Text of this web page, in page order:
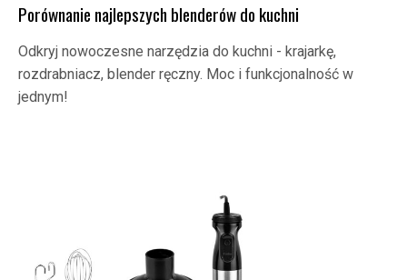
Porównanie najlepszych blenderów do kuchni
Odkryj nowoczesne narzędzia do kuchni - krajarkę,
rozdrabniacz, blender ręczny. Moc i funkcjonalność w
jednym!